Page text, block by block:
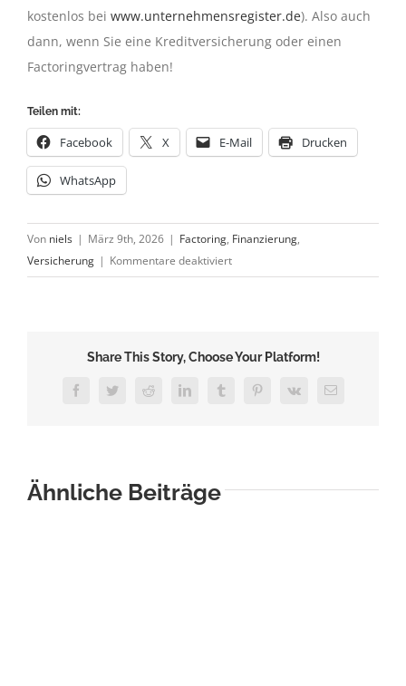
kostenlos bei www.unternehmensregister.de). Also auch
dann, wenn Sie eine Kreditversicherung oder einen
Factoringvertrag haben!
Teilen mit:
Facebook X E-Mail Drucken
WhatsApp
Von niels | März 9th, 2026 | Factoring, Finanzierung,
Versicherung | Kommentare deaktiviertfür
Insolvenzen
Share This Story, Choose Your Platform!
FacebookTwitterReddit LinkedInTumblrPinterest
Vk
E-
Ähnliche Beiträge